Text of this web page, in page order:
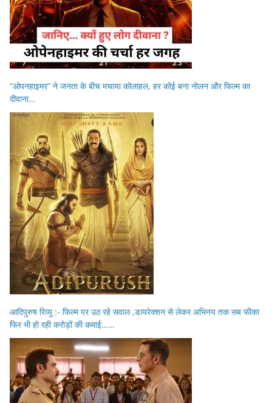
“ओपनहाइमर” ने जनता के बीच मचाया कोलाहल, हर कोई बना नोलन और फिल्म का
दीवाना…
आदिपुरुष रिव्यु :- फिल्म पर उठ रहे सवाल ,डायरेक्शन से लेकर अभिनय तक सब फीका
फिर भी हो रही करोड़ों की कमाई……